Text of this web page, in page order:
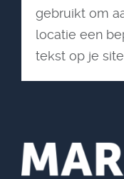
gebruikt om
locatie een
tekst op je